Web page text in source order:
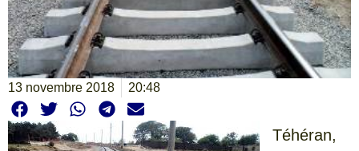
13 novembre 2018 20:48
Téhéran,